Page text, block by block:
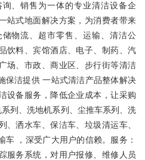
、销售为一体的专业清洁设备企
站式地面解决方案，为消费者带来
物流、超市零售、运输、清洁公
饮料、宾馆酒店、电子、制药、汽
场、市政、商业区、步行街等清洁
保洁提供 一站式清洁产品整体解决
设备服务，降低企业成本，让采购
、洗地机系列、尘推车系列、洗
、洒水车、保洁车、垃圾清运车、
，深受广大用户的信赖。服务：
服务系统，对用户报修、维修人员